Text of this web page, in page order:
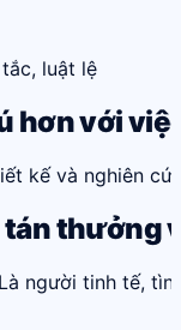
luật lệ
hơn với
kế và nghiên
thưởng
Là người tinh tế,